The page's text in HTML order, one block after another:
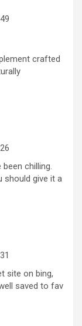
crafted
been chilling.
should give it a
site on bing,
saved to fav